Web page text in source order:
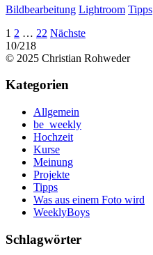
Bildbearbeitung Lightroom Tipps
Seitennummerierung
der
1 2 … 22 Nächste
10/218
© 2025 Christian Rohweder
Kategorien
Allgemein
be_weekly
Hochzeit
Kurse
Meinung
Projekte
Tipps
Was aus einem Foto wird
WeeklyBoys
Schlagwörter